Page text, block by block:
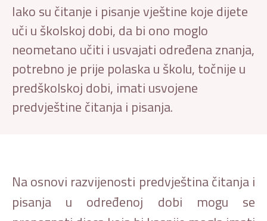
Iako su čitanje i pisanje vještine koje dijete
uči u školskoj dobi, da bi ono moglo
neometano učiti i usvajati određena znanja,
potrebno je prije polaska u školu, točnije u
predškolskoj dobi, imati usvojene
predvještine čitanja i pisanja.
Na osnovi razvijenosti predvještina čitanja i
pisanja u određenoj dobi mogu se